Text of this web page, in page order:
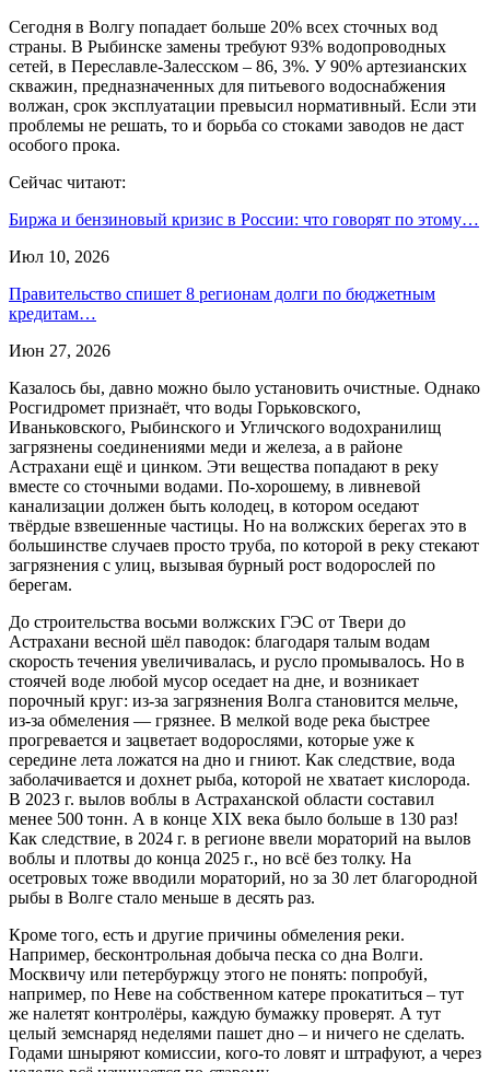
Сегодня в Волгу попадает больше 20% всех сточных вод
страны. В Рыбинске замены требуют 93% водопроводных
сетей, в Переславле-Залесском – 86, 3%. У 90% артезианских
скважин, предназначенных для питьевого водоснабжения
волжан, срок эксплуатации превысил нормативный. Если эти
проблемы не решать, то и борьба со стоками заводов не даст
особого прока.
Сейчас читают:
Биржа и бензиновый кризис в России: что говорят по этому…
Июл 10, 2026
Правительство спишет 8 регионам долги по бюджетным
кредитам…
Июн 27, 2026
Казалось бы, давно можно было установить очистные. Однако
Росгидромет признаёт, что воды Горьковского,
Иваньковского, Рыбинского и Угличского водохранилищ
загрязнены соединениями меди и железа, а в районе
Астрахани ещё и цинком. Эти вещества попадают в реку
вместе со сточными водами. По-хорошему, в ливневой
канализации должен быть колодец, в котором оседают
твёрдые взвешенные частицы. Но на волжских берегах это в
большинстве случаев просто труба, по которой в реку стекают
загрязнения с улиц, вызывая бурный рост водорослей по
берегам.
До строительства восьми волжских ГЭС от Твери до
Астрахани весной шёл паводок: благодаря талым водам
скорость течения увеличивалась, и русло промывалось. Но в
стоячей воде любой мусор оседает на дне, и возникает
порочный круг: из-за загрязнения Волга становится мельче,
из-за обмеления — грязнее. В мелкой воде река быстрее
прогревается и зацветает водорослями, которые уже к
середине лета ложатся на дно и гниют. Как следствие, вода
заболачивается и дохнет рыба, которой не хватает кислорода.
В 2023 г. вылов воблы в Астраханской области составил
менее 500 тонн. А в конце XIX века было больше в 130 раз!
Как следствие, в 2024 г. в регионе ввели мораторий на вылов
воблы и плотвы до конца 2025 г., но всё без толку. На
осетровых тоже вводили мораторий, но за 30 лет благородной
рыбы в Волге стало меньше в десять раз.
Кроме того, есть и другие причины обмеления реки.
Например, бесконтрольная добыча песка со дна Волги.
Москвичу или петербуржцу этого не понять: попробуй,
например, по Неве на собственном катере прокатиться – тут
же налетят контролёры, каждую бумажку проверят. А тут
целый земснаряд неделями пашет дно – и ничего не сделать.
Годами шныряют комиссии, кого-то ловят и штрафуют, а через